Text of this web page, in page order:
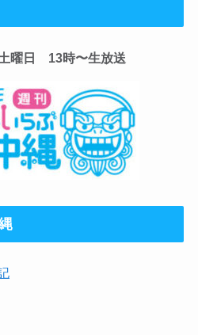
曜日 13時〜生放送